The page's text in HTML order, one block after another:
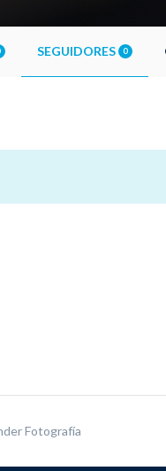
SEGUIDORES 0
Fotografía